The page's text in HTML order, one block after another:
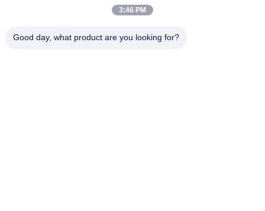
Invii
3:46 PM
Good day, what product are you looking for?